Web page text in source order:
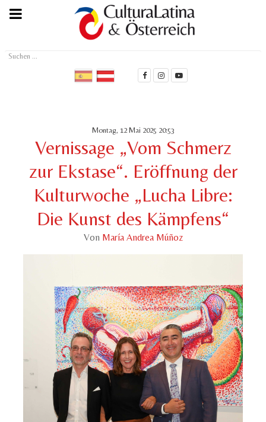
Suchen
Montag, 12 Mai 2025 20:53
Vernissage „Vom Schmerz
zur Ekstase“. Eröffnung der
Kulturwoche „Lucha Libre:
Die Kunst des Kämpfens“
Von María Andrea Múñoz